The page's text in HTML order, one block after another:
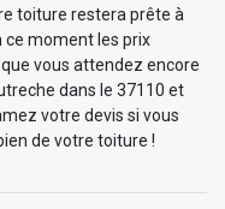
toiture restera prête à
ce moment les prix
vous attendez encore
dans le 37110 et
votre devis si vous
de votre toiture !